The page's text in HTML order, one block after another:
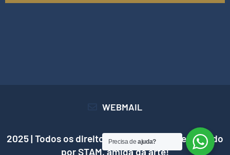
WEBMAIL
2025 | Todos os direitos reservados | Desenvolvido
porSTAM, amiga da arte!
Precisa deajuda?